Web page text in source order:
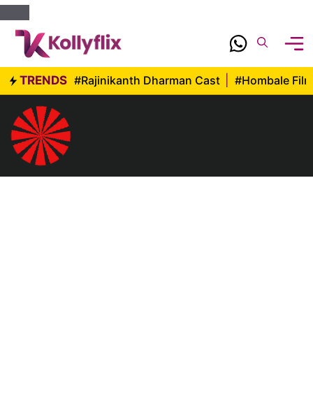
Skip
content
TRENDS #Rajinikanth Dharman Cast #Hombale